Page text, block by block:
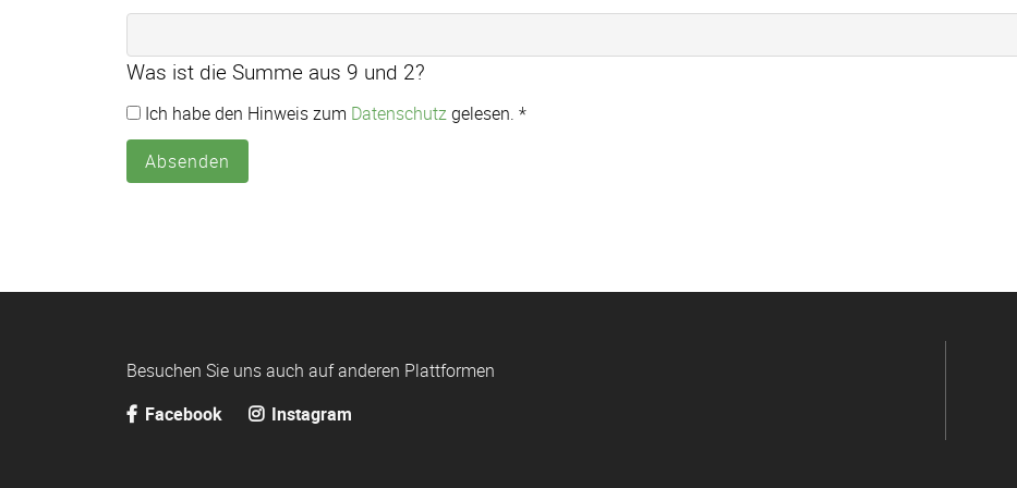
Was ist die Summe aus 9 und 2?
Ich habe den Hinweis zum Datenschutzgelesen. *
Absenden
Besuchen Sie uns auch auf anderen Plattformen
Facebook
Instagram